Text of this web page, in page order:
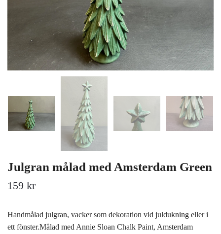
Julgran målad med Amsterdam Green
159 kr
Handmålad julgran, vacker som dekoration vid juldukning eller i
ett fönster.Målad med Annie Sloan Chalk Paint, Amsterdam